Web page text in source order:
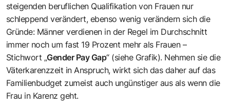
steigenden beruflichen Qualifikation von Frauen nur
schleppend verändert, ebenso wenig verändern sich die
Gründe: Männer verdienen in der Regel im Durchschnitt
immer noch um fast 19 Prozent mehr als Frauen –
Stichwort „Gender Pay Gap“ (siehe Grafik). Nehmen sie die
Väterkarenzzeit in Anspruch, wirkt sich das daher auf das
Familienbudget zumeist auch ungünstiger aus als wenn die
Frau in Karenz geht.